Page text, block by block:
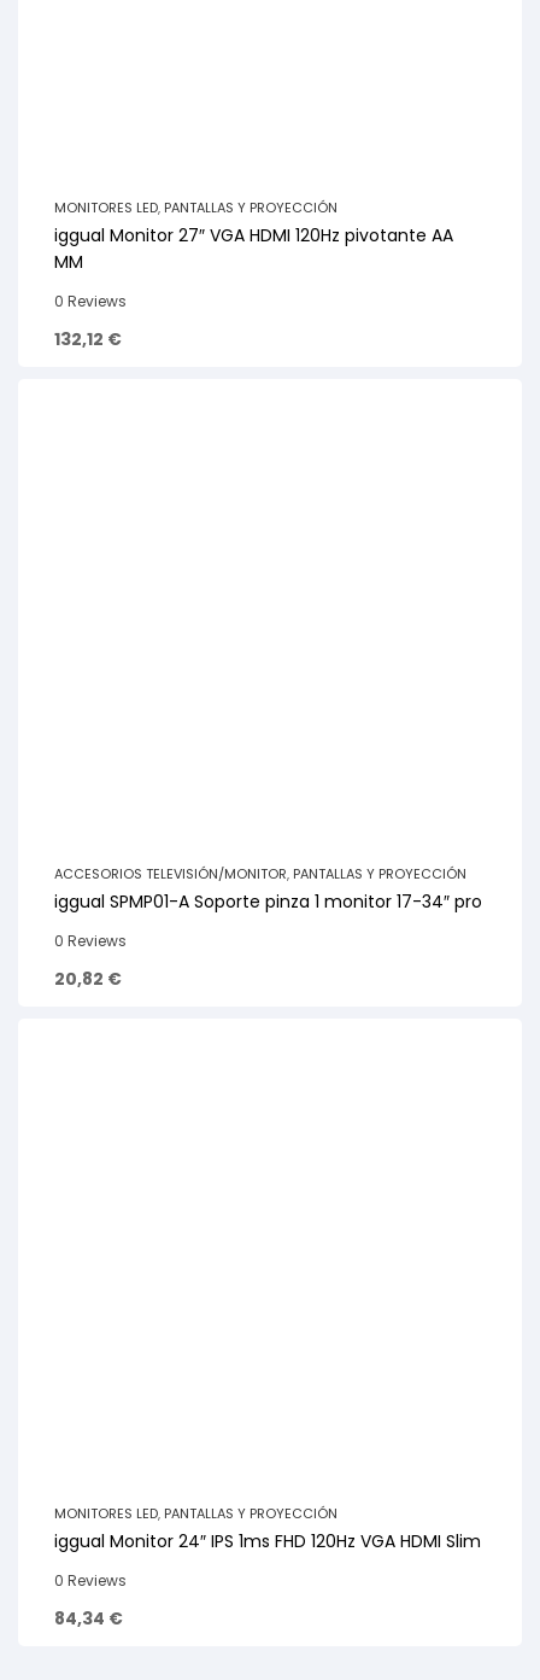
MONITORES LED, PANTALLAS Y PROYECCIÓN
iggual Monitor 27″ VGA HDMI 120Hz pivotante AA
MM
0 Reviews
132,12 €
ACCESORIOS TELEVISIÓN/MONITOR, PANTALLAS Y PROYECCIÓN
iggual SPMP01-A Soporte pinza 1 monitor 17-34″ pro
0 Reviews
20,82 €
MONITORES LED, PANTALLAS Y PROYECCIÓN
iggual Monitor 24″ IPS 1ms FHD 120Hz VGA HDMI Slim
0 Reviews
84,34 €